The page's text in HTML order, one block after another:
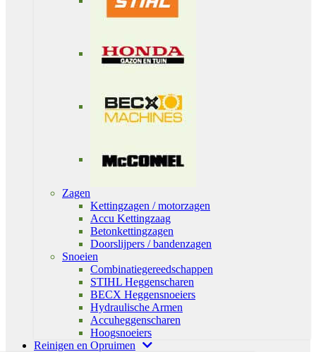
Zagen
Kettingzagen / motorzagen
Accu Kettingzaag
Betonkettingzagen
Doorslijpers / bandenzagen
Snoeien
Combinatiegereedschappen
STIHL Heggenscharen
BECX Heggensnoeiers
Hydraulische Armen
Accuheggenscharen
Hoogsnoeiers
Reinigen en Opruimen